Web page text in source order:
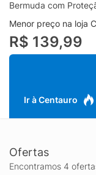
Bermuda com
Menor preço na loja
R$ 139,99
Ir à Centauro
Ofertas
Encontramos 4